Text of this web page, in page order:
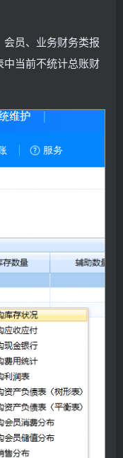
员、业务财务类报
当前不统计总账财